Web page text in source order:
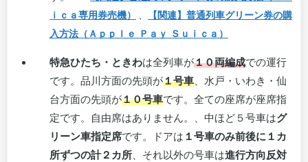
ｉｃａ専用券売機）
【関連】普通列車グリーン券の購
入方法（Ａｐｐｌｅ Ｐａｙ Ｓｕｉｃａ）
特急ひたち・ときわは全列車が１０両編成での運行
です。品川方面の先頭が１号車 、水戸・いわき・仙
台方面の先頭が１０号車です。全ての座席が座席指
定です。自由席はありません。、中ほど５号車はグ
リーン車指定席です。ドアは １号車のみ前後に１カ
所ずつの計２カ所 、それ以外の号車は進行方向反対